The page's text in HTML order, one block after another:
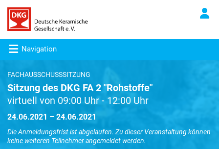
Navigation
FACHAUSSCHUSSSITZUNG
Sitzung des DKG FA 2 "Rohstoffe"
virtuell von 09:00 Uhr - 12:00 Uhr
24.06.2021 – 24.06.2021
Die Anmeldungsfrist ist abgelaufen. Zu dieser Veranstaltung können
keine weiteren Teilnehmer angemeldet werden.